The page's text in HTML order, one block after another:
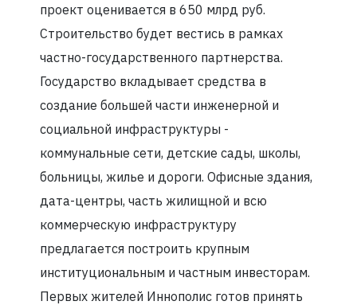
проект оценивается в 650 млрд руб.
Строительство будет вестись в рамках
частно-государственного партнерства.
Государство вкладывает средства в
создание большей части инженерной и
социальной инфраструктуры -
коммунальные сети, детские сады, школы,
больницы, жилье и дороги. Офисные здания,
дата-центры, часть жилищной и всю
коммерческую инфраструктуру
предлагается построить крупным
институциональным и частным инвесторам.
Первых жителей Иннополис готов принять